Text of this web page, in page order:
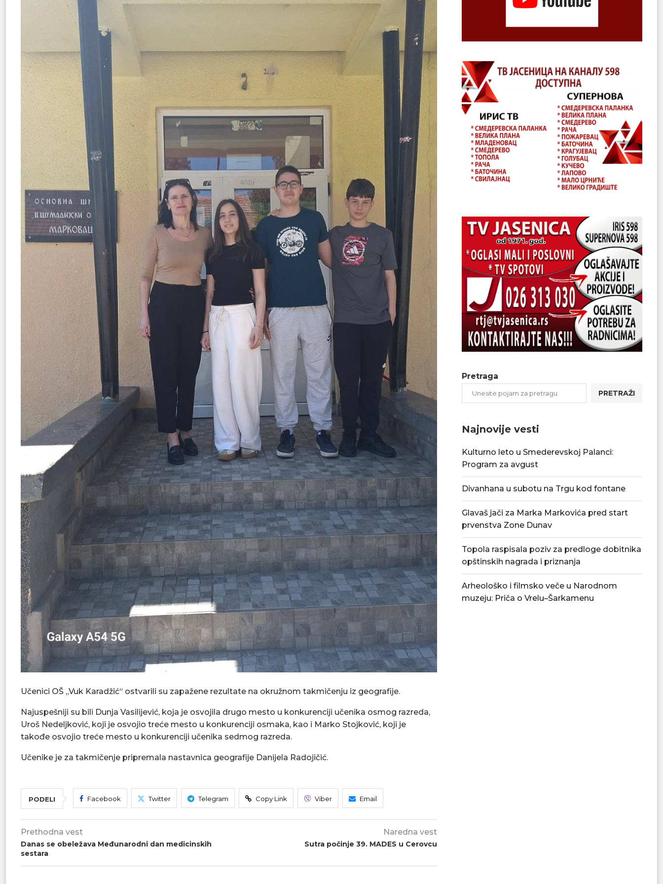
Učenici OŠ „Vuk Karadžić“ ostvarili su zapažene rezultate na okružnom takmičenju iz geografije.
Najuspešniji su bili Dunja Vasilijević, koja je osvojila drugo mesto u konkurenciji učenika osmog razreda,
Uroš Nedeljković, koji je osvojio treće mesto u konkurenciji osmaka, kao i Marko Stojković, koji je
takođe osvojio treće mesto u konkurenciji učenika sedmog razreda.
Učenike je za takmičenje pripremala nastavnica geografije Danijela Radojičić.
PODELI Facebook Twitter Telegram Copy Link Viber Email
Prethodna vest
Danas se obeležava Međunarodni dan medicinskih
sestara
Naredna vest
Sutra počinje 39. MADES u Cerovcu
Pretraga
PRETRAŽI
Najnovije vesti
Kulturno leto u Smederevskoj Palanci:
Program za avgust
Divanhana u subotu na Trgu kod fontane
Glavaš jači za Marka Markovića pred start
prvenstva Zone Dunav
Topola raspisala poziv za predloge dobitnika
opštinskih nagrada i priznanja
Arheološko i filmsko veče u Narodnom
muzeju: Priča o Vrelu–Šarkamenu